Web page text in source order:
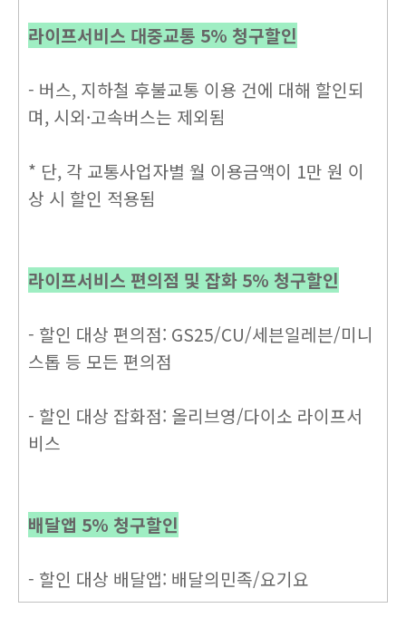
라이프서비스 대중교통 5% 청구할인
- 버스, 지하철 후불교통 이용 건에 대해 할인되
며, 시외·고속버스는 제외됨
* 단, 각 교통사업자별 월 이용금액이 1만 원 이
상 시 할인 적용됨
라이프서비스 편의점 및 잡화 5% 청구할인
- 할인 대상 편의점: GS25/CU/세븐일레븐/미니
스톱 등 모든 편의점
- 할인 대상 잡화점: 올리브영/다이소 라이프서
비스
배달앱 5% 청구할인
- 할인 대상 배달앱: 배달의민족/요기요